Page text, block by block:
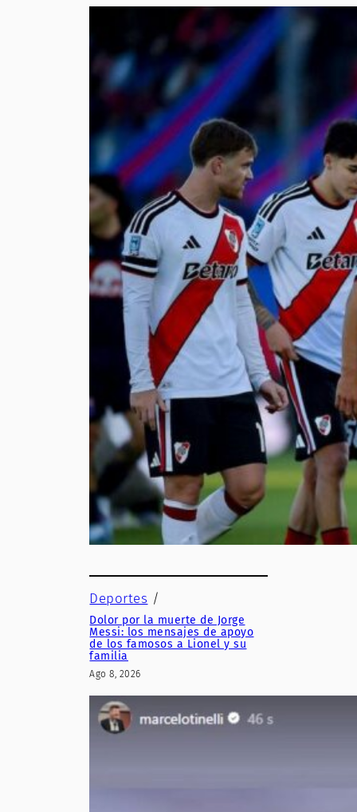
Deportes /
Dolor por la muerte de Jorge
Messi: los mensajes de apoyo
de los famosos a Lionel y su
familia
Ago 8, 2026